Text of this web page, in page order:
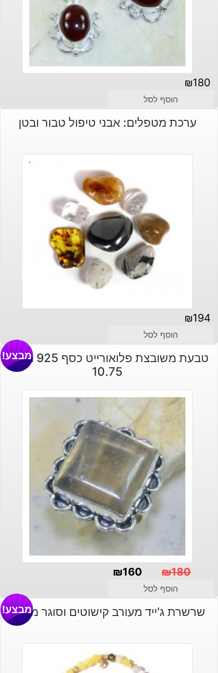
₪180
הוסף לסל
ערכת מטפלים: אבני טיפול טבור ובטן
₪194
הוסף לסל
טבעת משובצת פלואורייט כסף 925 מידה:
10.75
מבצע!
₪180
המקורי
היה:
₪160
הנוכחי
הוא:
הוסף לסל
שרשרת ג'ייד מעורב קישוטים וסוגר מוזהב
מבצע!